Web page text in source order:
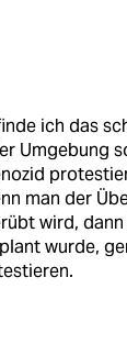
ich das
Umgebung
man der
wird,
wurde,